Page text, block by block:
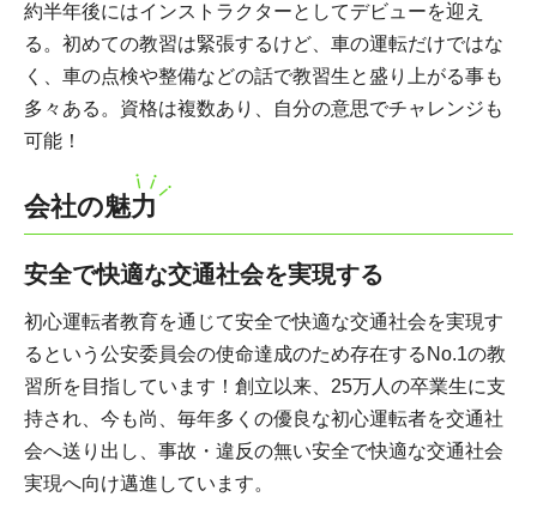
約半年後にはインストラクターとしてデビューを迎え
る。初めての教習は緊張するけど、車の運転だけではな
く、車の点検や整備などの話で教習生と盛り上がる事も
多々ある。資格は複数あり、自分の意思でチャレンジも
可能！
会社の魅力
安全で快適な交通社会を実現する
初心運転者教育を通じて安全で快適な交通社会を実現す
るという公安委員会の使命達成のため存在するNo.1の教
習所を目指しています！創立以来、25万人の卒業生に支
持され、今も尚、毎年多くの優良な初心運転者を交通社
会へ送り出し、事故・違反の無い安全で快適な交通社会
実現へ向け邁進しています。